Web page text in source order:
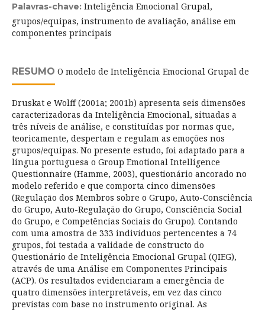
Palavras-chave: Inteligência Emocional Grupal,
grupos/equipas, instrumento de avaliação, análise em
componentes principais
RESUMO O modelo de Inteligência Emocional Grupal de
Druskat e Wolff (2001a; 2001b) apresenta seis dimensões
caracterizadoras da Inteligência Emocional, situadas a
três níveis de análise, e constituídas por normas que,
teoricamente, despertam e regulam as emoções nos
grupos/equipas. No presente estudo, foi adaptado para a
língua portuguesa o Group Emotional Intelligence
Questionnaire (Hamme, 2003), questionário ancorado no
modelo referido e que comporta cinco dimensões
(Regulação dos Membros sobre o Grupo, Auto-Consciência
do Grupo, Auto-Regulação do Grupo, Consciência Social
do Grupo, e Competências Sociais do Grupo). Contando
com uma amostra de 333 indivíduos pertencentes a 74
grupos, foi testada a validade de constructo do
Questionário de Inteligência Emocional Grupal (QIEG),
através de uma Análise em Componentes Principais
(ACP). Os resultados evidenciaram a emergência de
quatro dimensões interpretáveis, em vez das cinco
previstas com base no instrumento original. As